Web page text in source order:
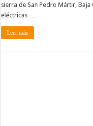
sierra de San Pedro Mártir,
eléctricas …
Leer más